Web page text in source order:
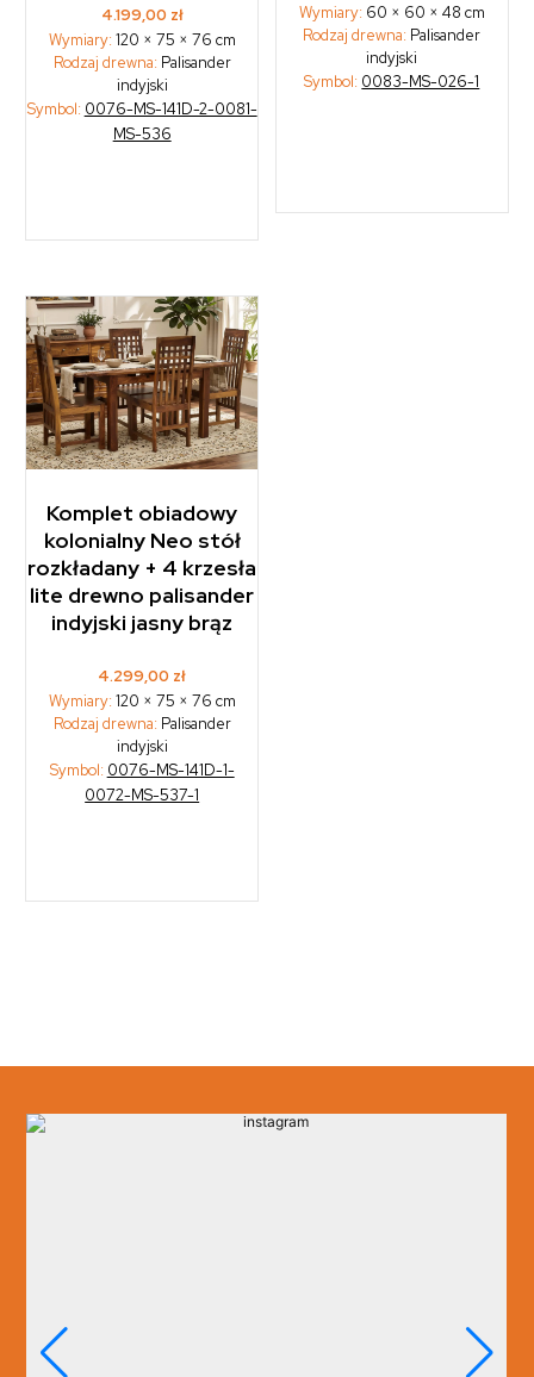
4.199,00 zł
Wymiary: 120 × 75 × 76 cm
Rodzaj drewna: Palisander
indyjski
Symbol: 0076-MS-141D-2-0081-
MS-536
Wymiary: 60 × 60 × 48 cm
Rodzaj drewna: Palisander
indyjski
Symbol: 0083-MS-026-1
Komplet obiadowy
kolonialny Neo stół
rozkładany + 4 krzesła
lite drewno palisander
indyjski jasny brąz
4.299,00 zł
Wymiary: 120 × 75 × 76 cm
Rodzaj drewna: Palisander
indyjski
Symbol: 0076-MS-141D-1-
0072-MS-537-1